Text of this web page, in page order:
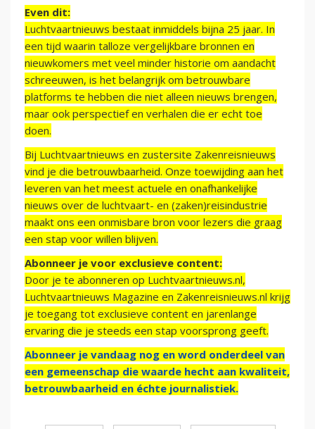
Even dit:
Luchtvaartnieuws bestaat inmiddels bijna 25 jaar. In
een tijd waarin talloze vergelijkbare bronnen en
nieuwkomers met veel minder historie om aandacht
schreeuwen, is het belangrijk om betrouwbare
platforms te hebben die niet alleen nieuws brengen,
maar ook perspectief en verhalen die er echt toe
doen.
Bij Luchtvaartnieuws en zustersite Zakenreisnieuws
vind je die betrouwbaarheid. Onze toewijding aan het
leveren van het meest actuele en onafhankelijke
nieuws over de luchtvaart- en (zaken)reisindustrie
maakt ons een onmisbare bron voor lezers die graag
een stap voor willen blijven.
Abonneer je voor exclusieve content:
Door je te abonneren op Luchtvaartnieuws.nl,
Luchtvaartnieuws Magazine en Zakenreisnieuws.nl krijg
je toegang tot exclusieve content en jarenlange
ervaring die je steeds een stap voorsprong geeft.
Abonneer je vandaag nog en word onderdeel van
een gemeenschap die waarde hecht aan kwaliteit,
betrouwbaarheid en échte journalistiek.